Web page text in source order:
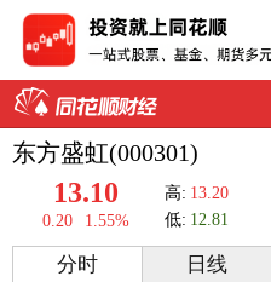
东方盛虹(000301)
13.10
0.20 1.55%
高: 13.20
低: 12.81
分时 日线